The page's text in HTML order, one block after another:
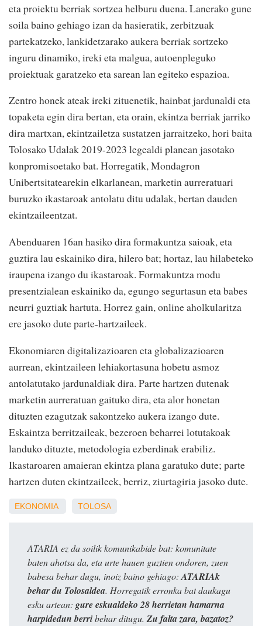
eta proiektu berriak sortzea helburu duena. Lanerako gune
soila baino gehiago izan da hasieratik, zerbitzuak
partekatzeko, lankidetzarako aukera berriak sortzeko
inguru dinamiko, ireki eta malgua, autoenpleguko
proiektuak garatzeko eta sarean lan egiteko espazioa.
Zentro honek ateak ireki zituenetik, hainbat jardunaldi eta
topaketa egin dira bertan, eta orain, ekintza berriak jarriko
dira martxan, ekintzailetza sustatzen jarraitzeko, hori baita
Tolosako Udalak 2019-2023 legealdi planean jasotako
konpromisoetako bat. Horregatik, Mondagron
Unibertsitatearekin elkarlanean, marketin aurreratuari
buruzko ikastaroak antolatu ditu udalak, bertan dauden
ekintzaileentzat.
Abenduaren 16an hasiko dira formakuntza saioak, eta
guztira lau eskainiko dira, hilero bat; hortaz, lau hilabeteko
iraupena izango du ikastaroak. Formakuntza modu
presentzialean eskainiko da, egungo segurtasun eta babes
neurri guztiak hartuta. Horrez gain, online aholkularitza
ere jasoko dute parte-hartzaileek.
Ekonomiaren digitalizazioaren eta globalizazioaren
aurrean, ekintzaileen lehiakortasuna hobetu asmoz
antolatutako jardunaldiak dira. Parte hartzen dutenak
marketin aurreratuan gaituko dira, eta alor honetan
dituzten ezagutzak sakontzeko aukera izango dute.
Eskaintza berritzaileak, bezeroen beharrei lotutakoak
landuko dituzte, metodologia ezberdinak erabiliz.
Ikastaroaren amaieran ekintza plana garatuko dute; parte
hartzen duten ekintzaileek, berriz, ziurtagiria jasoko dute.
EKONOMIA TOLOSA
ATARIA ez da soilik komunikabide bat: komunitate
baten ahotsa da, eta urte hauen guztien ondoren, zuen
babesa behar dugu, inoiz baino gehiago: ATARIAk
behar du Tolosaldea. Horregatik erronka bat daukagu
esku artean: gure eskualdeko 28 herrietan hamarna
harpidedun berribehar ditugu. Zu falta zara, bazatoz?